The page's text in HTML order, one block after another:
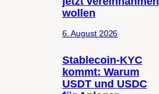
wollen
6. August 2026
Stablecoin-KYC
kommt: Warum
USDT und USDC